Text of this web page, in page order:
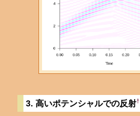
3. 高いポテンシャルでの反射†